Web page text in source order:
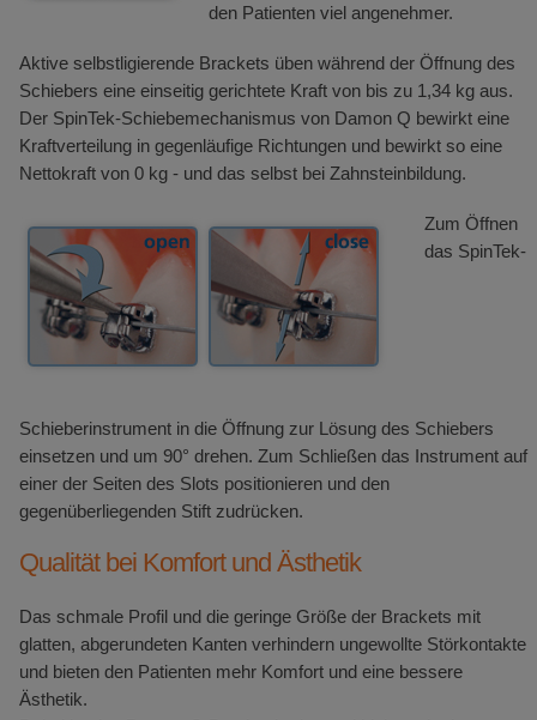
den Patienten viel angenehmer.
Aktive selbstligierende Brackets üben während der Öffnung des
Schiebers eine einseitig gerichtete Kraft von bis zu 1,34 kg aus.
Der SpinTek-Schiebemechanismus von Damon Q bewirkt eine
Kraftverteilung in gegenläufige Richtungen und bewirkt so eine
Nettokraft von 0 kg - und das selbst bei Zahnsteinbildung.
Zum Öffnen
das SpinTek-
Schieberinstrument in die Öffnung zur Lösung des Schiebers
einsetzen und um 90° drehen. Zum Schließen das Instrument auf
einer der Seiten des Slots positionieren und den
gegenüberliegenden Stift zudrücken.
Qualität bei Komfort und Ästhetik
Das schmale Profil und die geringe Größe der Brackets mit
glatten, abgerundeten Kanten verhindern ungewollte Störkontakte
und bieten den Patienten mehr Komfort und eine bessere
Ästhetik.